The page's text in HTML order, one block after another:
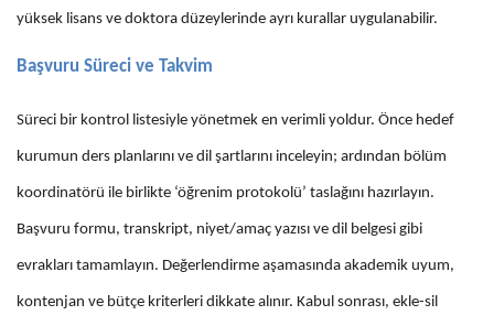
yüksek lisans ve doktora düzeylerinde ayrı kurallar uygulanabilir.
Başvuru Süreci ve Takvim
Süreci bir kontrol listesiyle yönetmek en verimli yoldur. Önce hedef
kurumun ders planlarını ve dil şartlarını inceleyin; ardından bölüm
koordinatörü ile birlikte ‘öğrenim protokolü’ taslağını hazırlayın.
Başvuru formu, transkript, niyet/amaç yazısı ve dil belgesi gibi
evrakları tamamlayın. Değerlendirme aşamasında akademik uyum,
kontenjan ve bütçe kriterleri dikkate alınır. Kabul sonrası, ekle-sil